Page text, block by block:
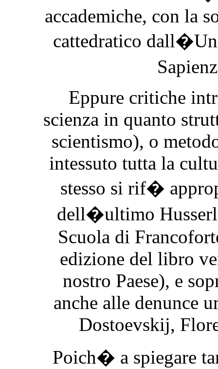
accademiche, con la
cattedratico
Eppure critiche
scienza in quanto
scientismo), o
intessuto tutta la
stesso si rif�
dell�ultimo
Scuola di
edizione del libro
nostro Paese), e
anche alle denunce
Dostoevskij,
Poich� a spiegare